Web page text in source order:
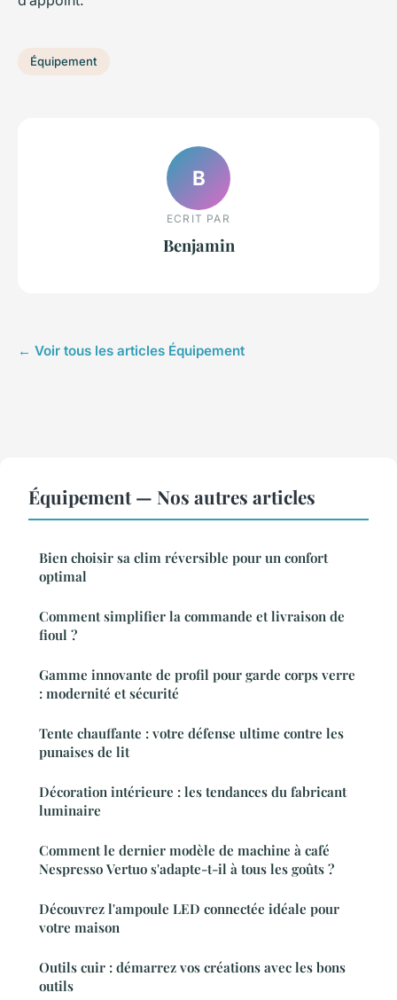
Équipement
B
ECRIT PAR
Benjamin
← Voir tous les articles Équipement
Équipement — Nos autres articles
Bien choisir sa clim réversible pour un confort
optimal
Comment simplifier la commande et livraison de
fioul ?
Gamme innovante de profil pour garde corps verre
: modernité et sécurité
Tente chauffante : votre défense ultime contre les
punaises de lit
Décoration intérieure : les tendances du fabricant
luminaire
Comment le dernier modèle de machine à café
Nespresso Vertuo s'adapte-t-il à tous les goûts ?
Découvrez l'ampoule LED connectée idéale pour
votre maison
Outils cuir : démarrez vos créations avec les bons
outils